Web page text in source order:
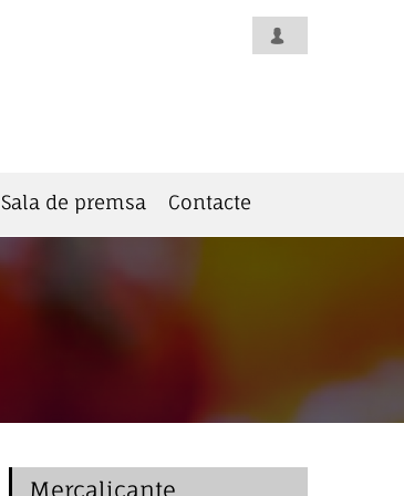
Sala de premsa Contacte
Mercalicante